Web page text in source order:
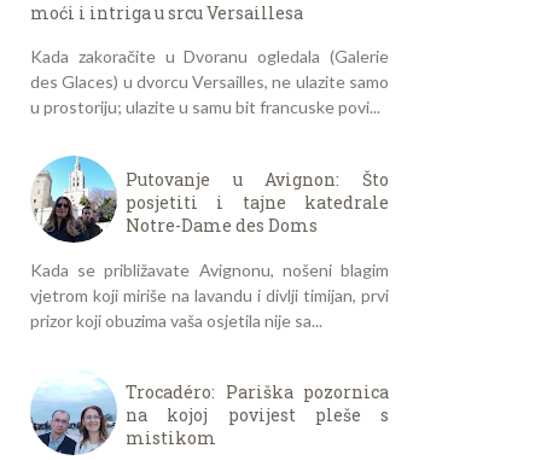
moći i intriga u srcu Versaillesa
Kada zakoračite u Dvoranu ogledala (Galerie
des Glaces) u dvorcu Versailles, ne ulazite samo
u prostoriju; ulazite u samu bit francuske povi...
Putovanje u Avignon: Što
posjetiti i tajne katedrale
Notre-Dame des Doms
Kada se približavate Avignonu, nošeni blagim
vjetrom koji miriše na lavandu i divlji timijan, prvi
prizor koji obuzima vaša osjetila nije sa...
Trocadéro: Pariška pozornica
na kojoj povijest pleše s
mistikom